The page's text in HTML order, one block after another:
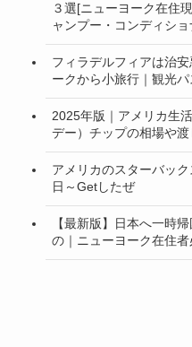
３選[ニューヨーク在住
ャンプー・コンディショ
フィラデルフィアは治
ークから小旅行｜観光
2025年版｜アメリカ生
デー）チップの相場や
アメリカのスターバッ
日～Getしたぜ
【最新版】日本へ一時
の｜ニューヨーク在住者